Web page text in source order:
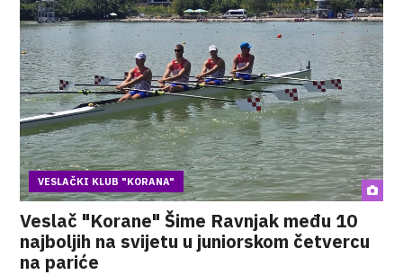
VESLAČKI KLUB "KORANA"
Veslač "Korane" Šime Ravnjak među 10
najboljih na svijetu u juniorskom četvercu
na pariće